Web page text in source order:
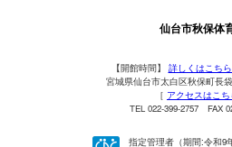
仙台市秋保体
【開館時間】 詳しくはこち
宮城県仙台市太白区秋保町長
［ アクセスはこち
TEL 022-399-2757 FAX
指定管理者（期間:令和9